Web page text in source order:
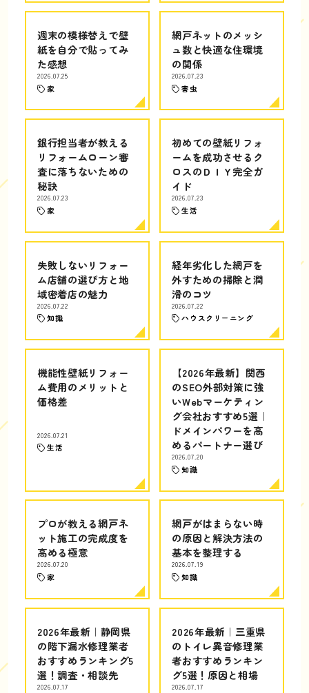
週末の模様替えで壁
紙を自分で貼ってみ
た感想
2026.07.25
家
網戸ネットのメッシ
ュ数と快適な住環境
の関係
2026.07.23
害虫
銀行担当者が教える
リフォームローン審
査に落ちないための
秘訣
2026.07.23
家
初めての壁紙リフォ
ームを成功させるク
ロスのＤＩＹ完全ガ
イド
2026.07.23
生活
失敗しないリフォー
ム店舗の選び方と地
域密着店の魅力
2026.07.22
知識
経年劣化した網戸を
外すための掃除と潤
滑のコツ
2026.07.22
ハウスクリーニング
機能性壁紙リフォー
ム費用のメリットと
価格差
2026.07.21
生活
【2026年最新】関西
のSEO外部対策に強
いWebマーケティン
グ会社おすすめ5選｜
ドメインパワーを高
めるパートナー選び
2026.07.20
知識
プロが教える網戸ネ
ット施工の完成度を
高める極意
2026.07.20
家
網戸がはまらない時
の原因と解決方法の
基本を整理する
2026.07.19
知識
2026年最新｜静岡県
の階下漏水修理業者
おすすめランキング5
選！調査・相談先
2026.07.17
2026年最新｜三重県
のトイレ異音修理業
者おすすめランキン
グ5選！原因と相場
2026.07.17